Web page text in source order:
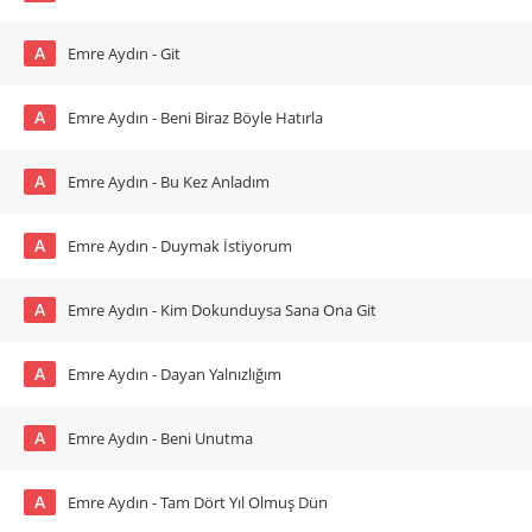
A Emre Aydın - Git
A Emre Aydın - Beni Biraz Böyle Hatırla
A Emre Aydın - Bu Kez Anladım
A Emre Aydın - Duymak İstiyorum
A Emre Aydın - Kim Dokunduysa Sana Ona Git
A Emre Aydın - Dayan Yalnızlığım
A Emre Aydın - Beni Unutma
A Emre Aydın - Tam Dört Yıl Olmuş Dün